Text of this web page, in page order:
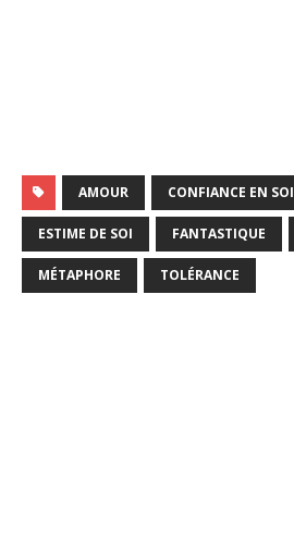
AMOUR CONFIANCE EN SOI
ESTIME DE SOI FANTASTIQUE
MÉTAPHORE TOLÉRANCE